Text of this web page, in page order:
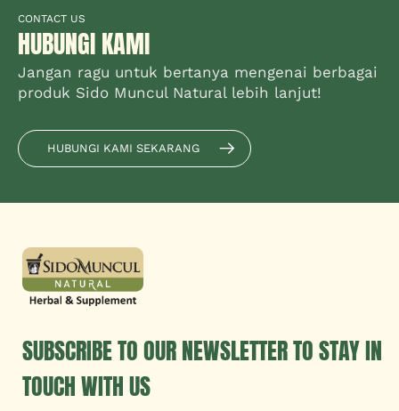
CONTACT US
HUBUNGI KAMI
Jangan ragu untuk bertanya mengenai berbagai
produk Sido Muncul Natural lebih lanjut!
HUBUNGI KAMI SEKARANG
SUBSCRIBE TO OUR NEWSLETTER TO STAY IN
TOUCH WITH US